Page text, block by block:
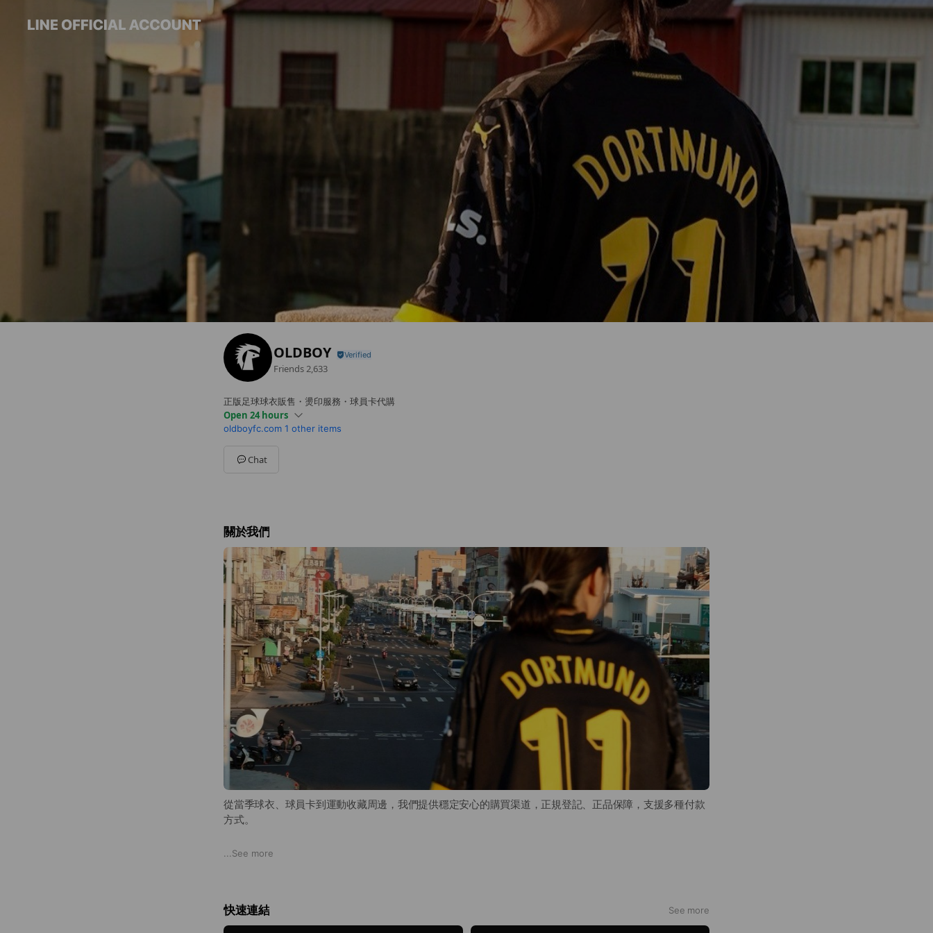
OLDBOY
Friends 2,633
正版足球球衣販售・燙印服務・球員卡代購
Open 24 hours
Sun00:00 - 00:00
Tue00:00 - 00:00
oldboyfc.com 1 other items
Chat
關於我們
從當季球衣、球員卡到運動收藏周邊，我們提供穩定安心的購買渠道，正規登記、正品保障，支援多種付款
方式。
除了販售球衣與收藏周邊，我們也透過部落格與社群內容，持續分享球迷文化、觀點與實用資訊。
...See more
快速連結 See more